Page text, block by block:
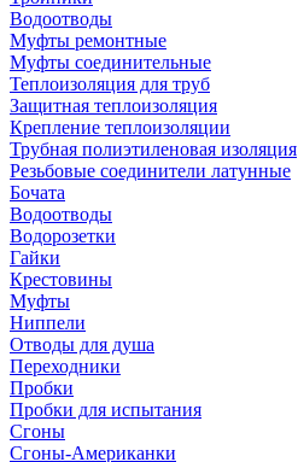
Водоотводы
Муфты ремонтные
Муфты соединительные
Теплоизоляция для труб
Защитная теплоизоляция
Крепление теплоизоляции
Трубная полиэтиленовая изоляция
Резьбовые соединители латунные
Бочата
Водоотводы
Водорозетки
Гайки
Крестовины
Муфты
Ниппели
Отводы для душа
Переходники
Пробки
Пробки для испытания
Сгоны
Сгоны-Американки